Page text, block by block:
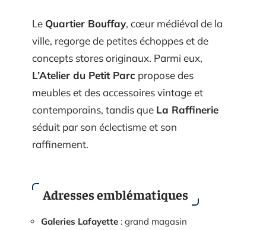
Le Quartier Bouffay, cœur médiéval de la
ville, regorge de petites échoppes et de
concepts stores originaux. Parmi eux,
L’Atelier du Petit Parc propose des
meubles et des accessoires vintage et
contemporains, tandis que La Raffinerie
séduit par son éclectisme et son
raffinement.
Adresses emblématiques
Galeries Lafayette : grand magasin